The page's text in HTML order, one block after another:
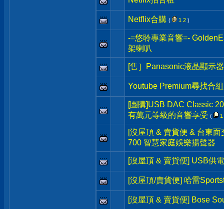
Netflix合購 ( 1 2 )
-=悠聆專業音響=-
架喇叭
[售］Panasonic液晶顯示
Youtube Premium尋找合組
[團購]USB DAC Classic
有萬元等級的音響享受 ( 1
[沒屋頂 & 賣貨便 & 台東
700 智慧家庭娛樂揚聲器
[沒屋頂 & 賣貨便] USB供
[沒屋頂/賣貨便] 哈雷
[沒屋頂 & 賣貨便] Bose